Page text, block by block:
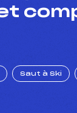
Saut à Ski